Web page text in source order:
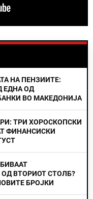
НА ПЕНЗИИТЕ:
ЕДНА ОД
ВО МАКЕДОНИЈА
ТРИ ХОРОСКОПСКИ
ФИНАНСИСКИ
ВТОРИОТ СТОЛБ?
БРОЈКИ